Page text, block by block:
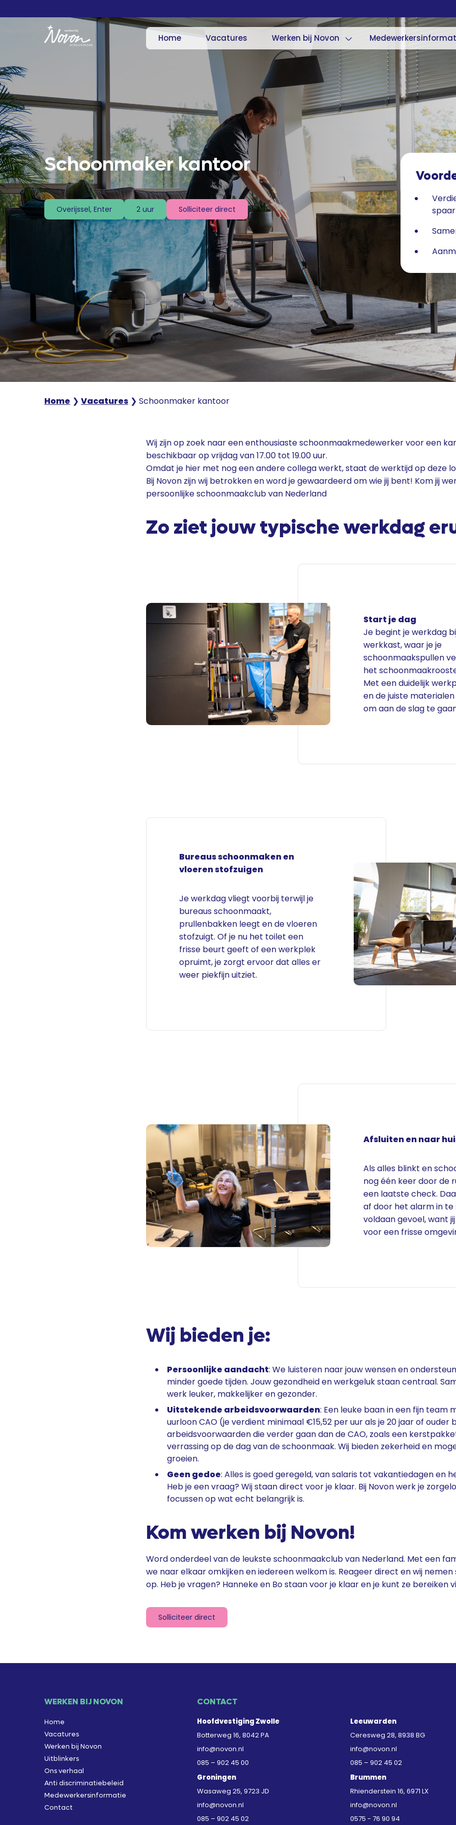
Home Vacatures Werken bij Novon
Schoonmaker kantoor
Overijssel, Enter 2 uur Solliciteer direct
Home ❯ Vacatures ❯ Schoonmaker kantoor
Wij zijn op zoek naar een enthousiaste schoonmaakmedewerker voor een
beschikbaar op vrijdag van 17.00 tot 19.00 uur.
Omdat je hier met nog een andere collega werkt, staat de werktijd op deze
Bij Novon zijn wij betrokken en word je gewaardeerd om wie jij bent! Kom jij
persoonlijke schoonmaakclub van Nederland
Zo ziet jouw typische werkdag
Start je dag
Je begint je werkdag
werkkast, waar je je
schoonmaakspullen
het
Met een duidelijk
en de juiste
om aan de slag te
Bureaus schoonmaken en
vloeren stofzuigen
Je werkdag vliegt voorbij terwijl je
bureaus schoonmaakt,
prullenbakken leegt en de vloeren
stofzuigt. Of je nu het toilet een
frisse beurt geeft of een werkplek
opruimt, je zorgt ervoor dat alles er
weer piekfijn uitziet.
Afsluiten en naar
Als alles blinkt en
nog één keer door de
een laatste check.
af door het alarm in te
voldaan gevoel, want
voor een frisse
Wij bieden je:
Persoonlijke aandacht: We luisteren naar jouw wensen en
minder goede tijden. Jouw gezondheid en werkgeluk staan centraal.
werk leuker, makkelijker en gezonder.
Uitstekende arbeidsvoorwaarden: Een leuke baan in een fijn team
uurloon CAO (je verdient minimaal €15,52 per uur als je 20 jaar of ouder
arbeidsvoorwaarden die verder gaan dan de CAO, zoals een
verrassing op de dag van de schoonmaak. Wij bieden zekerheid en
groeien.
Geen gedoe: Alles is goed geregeld, van salaris tot vakantiedagen en
Heb je een vraag? Wij staan direct voor je klaar. Bij Novon werk je
focussen op wat echt belangrijk is.
Kom werken bij Novon!
Word onderdeel van de leukste schoonmaakclub van Nederland. Met een
we naar elkaar omkijken en iedereen welkom is. Reageer direct en wij
op. Heb je vragen? Hanneke en Bo staan voor je klaar en je kunt ze bereiken
Solliciteer direct
WERKEN BIJ NOVON
Home
Vacatures
Werken bij Novon
Uitblinkers
Ons verhaal
Anti discriminatiebeleid
Medewerkersinformatie
Contact
CONTACT
Hoofdvestiging Zwolle
Botterweg 16, 8042 PA
info@novon.nl
085 – 902 45 00
Leeuwarden
Ceresweg 28, 8938 BG
info@novon.nl
085 – 902 45 02
Groningen
Wasaweg 25, 9723 JD
info@novon.nl
085 – 902 45 02
Brummen
Rhienderstein 16, 6971 LX
info@novon.nl
0575 - 76 90 94